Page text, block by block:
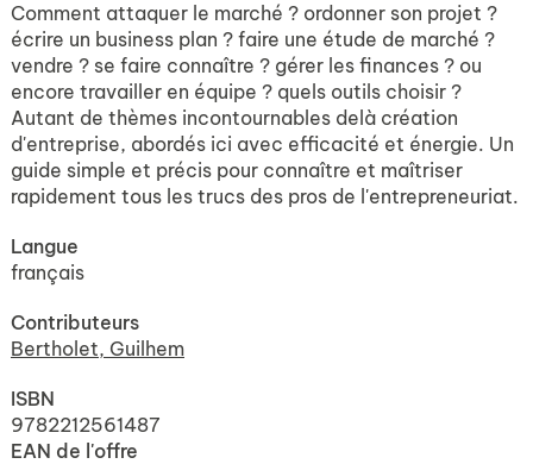
Comment attaquer le marché ? ordonner son projet ?
écrire un business plan ? faire une étude de marché ?
vendre ? se faire connaître ? gérer les finances ? ou
encore travailler en équipe ? quels outils choisir ?
Autant de thèmes incontournables delà création
d'entreprise, abordés ici avec efficacité et énergie. Un
guide simple et précis pour connaître et maîtriser
rapidement tous les trucs des pros de l'entrepreneuriat.
Langue
français
Contributeurs
Bertholet, Guilhem
ISBN
9782212561487
EAN de l'offre